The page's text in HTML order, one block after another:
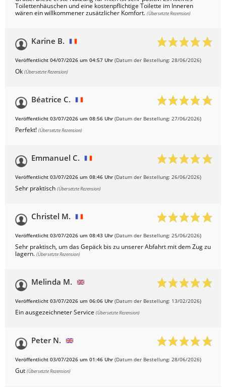
Toilettenhäuschen und eine kostenpflichtige Toilette im Inneren
wären ein willkommener zusätzlicher Komfort. (Übersetzte Rezension)
Karine B.
Veröffentlicht 04/07/2026 um 04:57 Uhr (Datum der Bestellung: 28/06/2026)
Ok (Übersetzte Rezension)
Béatrice C.
Veröffentlicht 03/07/2026 um 08:56 Uhr (Datum der Bestellung: 27/06/2026)
Perfekt! (Übersetzte Rezension)
Emmanuel C.
Veröffentlicht 03/07/2026 um 08:46 Uhr (Datum der Bestellung: 26/06/2026)
Sehr praktisch (Übersetzte Rezension)
Christel M.
Veröffentlicht 03/07/2026 um 08:43 Uhr (Datum der Bestellung: 25/06/2026)
Sehr praktisch, um das Gepäck bis zu unserer Abfahrt mit dem Zug zu
lagern. (Übersetzte Rezension)
Melinda M.
Veröffentlicht 03/07/2026 um 06:06 Uhr (Datum der Bestellung: 13/02/2026)
Ein ausgezeichneter Service (Übersetzte Rezension)
Peter N.
Veröffentlicht 03/07/2026 um 01:46 Uhr (Datum der Bestellung: 28/06/2026)
Gut (Übersetzte Rezension)